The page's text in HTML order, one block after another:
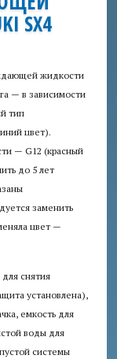
SX4
жидкости
— в зависимости
тип
цвет).
— G12 (красный
до 5 лет
заменить
цвет —
снятия
установлена),
емкость для
воды для
системы